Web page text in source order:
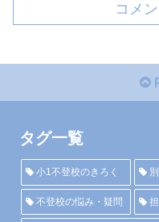
コメ
タグ一覧
小1不登校のきろく
不登校の悩み・疑問